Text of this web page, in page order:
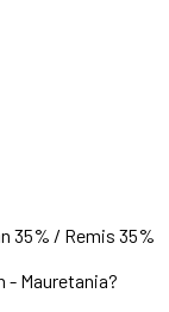
35% / Remis 35%
- Mauretania?